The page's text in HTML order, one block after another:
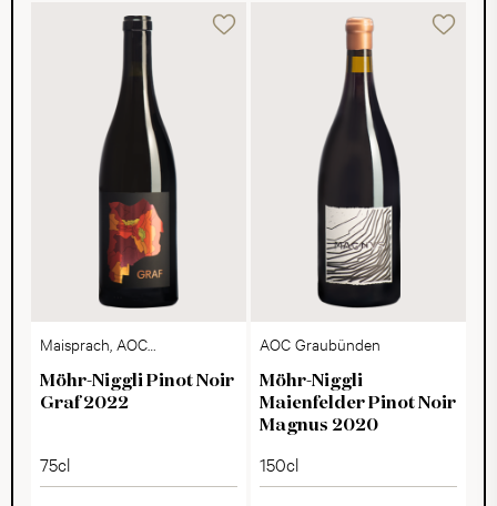
Maisprach, AOC
Basellandschaft
Möhr-Niggli Pinot Noir
Graf 2022
75cl
AOC Graubünden
Möhr-Niggli
Maienfelder Pinot Noir
Magnus 2020
150cl